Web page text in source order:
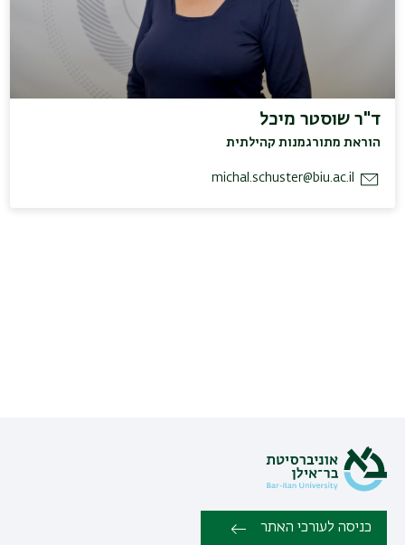
ד"ר שוסטר מיכל
הוראת מתורגמנות קהילתית
michal.schuster@biu.ac.il
כניסה לעורכי האתר